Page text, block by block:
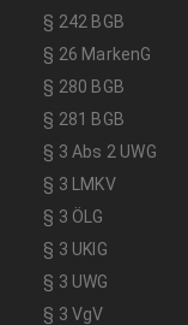
§ 242 BGB
§ 26 MarkenG
§ 280 BGB
§ 281 BGB
§ 3 Abs 2 UWG
§ 3 LMKV
§ 3 ÖLG
§ 3 UKlG
§ 3 UWG
§ 3 VgV